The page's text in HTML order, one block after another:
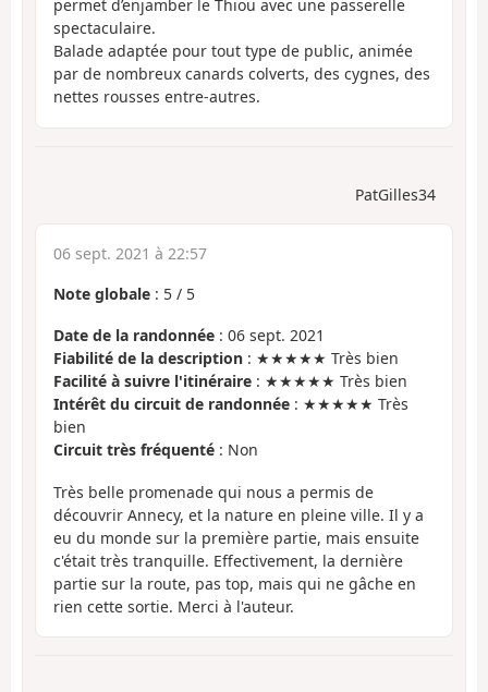
permet d’enjamber le Thiou avec une passerelle
spectaculaire.
Balade adaptée pour tout type de public, animée
par de nombreux canards colverts, des cygnes, des
nettes rousses entre-autres.
PatGilles34
06 sept. 2021 à 22:57
Note globale : 5 / 5
Date de la randonnée : 06 sept. 2021
Fiabilité de la description : ★★★★★ Très bien
Facilité à suivre l'itinéraire : ★★★★★ Très bien
Intérêt du circuit de randonnée : ★★★★★ Très
bien
Circuit très fréquenté : Non
Très belle promenade qui nous a permis de
découvrir Annecy, et la nature en pleine ville. Il y a
eu du monde sur la première partie, mais ensuite
c'était très tranquille. Effectivement, la dernière
partie sur la route, pas top, mais qui ne gâche en
rien cette sortie. Merci à l'auteur.